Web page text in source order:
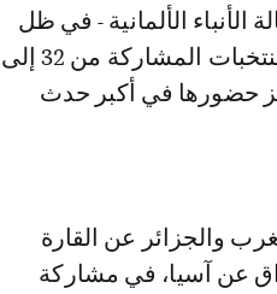
قرار الاتحاد الدولي لكرة القدم (فيفا) توسيع عدد المنتخبات المشاركة من 32 إلى
حضورها في أكبر حدث
والجزائر عن القارة
عن آسيا، في مشاركة